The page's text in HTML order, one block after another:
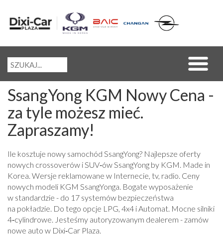
SsangYong KGM Nowy Cena -
za tyle możesz mieć.
Zapraszamy!
Ile kosztuje nowy samochód SsangYong? Najlepsze oferty
nowych crossoverów i SUV‑ów SsangYong by KGM. Made in
Korea. Wersje reklamowane w Internecie, tv, radio. Ceny
nowych modeli KGM SsangYonga. Bogate wyposażenie
w standardzie - do 17 systemów bezpieczeństwa
na pokładzie. Do tego opcje LPG, 4x4 i Automat. Mocne silniki
4‑cylindrowe. Jesteśmy autoryzowanym dealerem - zamów
nowe auto w Dixi‑Car Plaza.